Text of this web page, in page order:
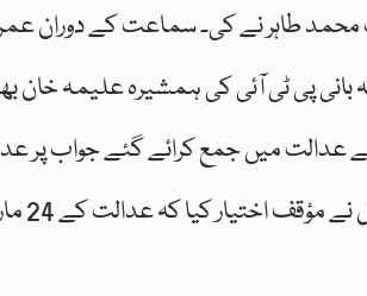
طاہر نے کی۔ سماعت کے دوران
پی ٹی آئی کی ہمشیرہ علیمہ خان
میں جمع کرائے گئے جواب پر
کو